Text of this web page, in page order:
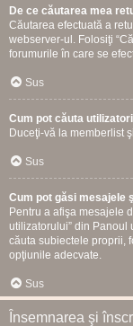
De ce căutarea mea
Căutarea efectuată a
webserver-ul. Folosiţi
forumurile în care se
Sus
Cum pot căuta
Duceţi-vă la memberlist
Sus
Cum pot găsi mesajele
Pentru a afişa mesajele
utilizatorului” din Panoul
căuta subiectele proprii,
opţiunile adecvate.
Sus
Însemnarea şi